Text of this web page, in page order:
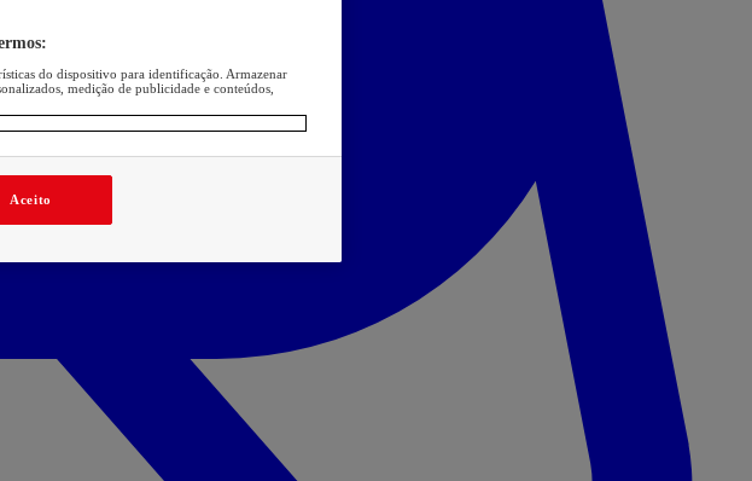
do dispositivo para identificação. Armazenar
medição de publicidade e conteúdos,
Aceito